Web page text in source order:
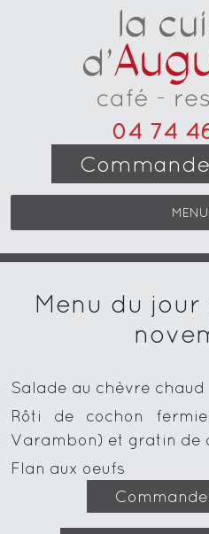
04 74
MENU
Menu du
Salade au chèvre chaud
Rôti de cochon
Varambon) et gratin de
Flan aux oeufs